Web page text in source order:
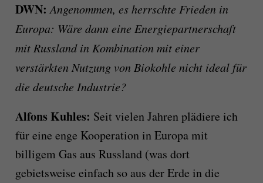
DWN:Angenommen, es herrschte Frieden in
Europa: Wäre dann eine Energiepartnerschaft
mit Russland in Kombination mit einer
verstärkten Nutzung von Biokohle nicht ideal für
die deutsche Industrie?
Alfons Kuhles: Seit vielen Jahren plädiere ich
für eine enge Kooperation in Europa mit
billigem Gas aus Russland (was dort
gebietsweise einfach so aus der Erde in die